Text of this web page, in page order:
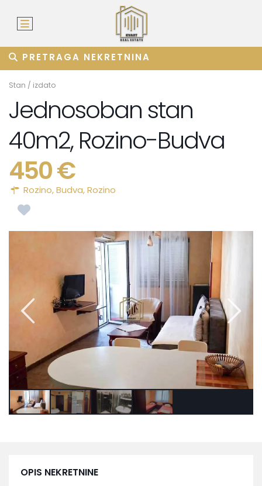
PRETRAGA NEKRETNINA
Stan / izdato
Jednosoban stan
40m2, Rozino-Budva
450 €
Rozino,Budva,Rozino
OPIS NEKRETNINE